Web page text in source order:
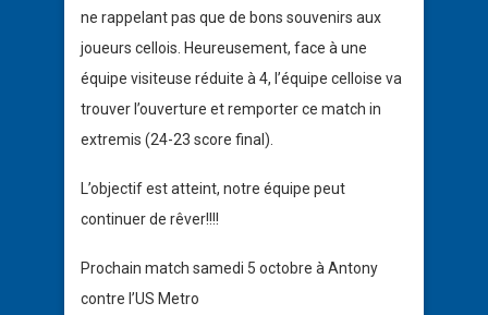
ne rappelant pas que de bons souvenirs aux
joueurs cellois. Heureusement, face à une
équipe visiteuse réduite à 4, l’équipe celloise va
trouver l’ouverture et remporter ce match in
extremis (24-23 score final).
L’objectif est atteint, notre équipe peut
continuer de rêver!!!!
Prochain match samedi 5 octobre à Antony
contre l’US Metro